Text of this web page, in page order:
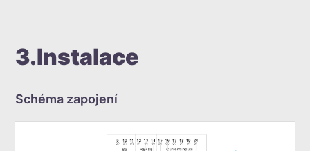
3.Instalace
Schéma zapojení